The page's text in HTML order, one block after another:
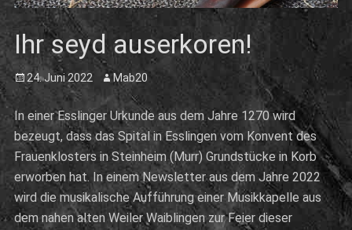
Ihr seyd auserkoren!
Posted
on
24. Juni 2022 Author
Mab20
In einer Esslinger Urkunde aus dem Jahre 1270 wird
bezeugt, dass das Spital in Esslingen vom Konvent des
Frauenklosters in Steinheim (Murr) Grundstücke in Korb
erworben hat. In einem Newsletter aus dem Jahre 2022
wird die musikalische Aufführung einer Musikkapelle aus
dem nahen alten Weiler Waiblingen zur Feier dieser